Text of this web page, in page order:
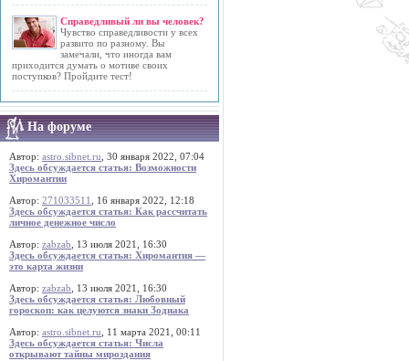
Справедливый ли вы человек?
Чувство справедливости у всех
развито по разному. Вы
замечали, что иногда вам
приходится думать о мотиве своих
поступков? Пройдите тест!
На форуме
Автор: astro.sibnet.ru , 30 января 2022, 07:04
Здесь обсуждается статья: Возможности
Хиромантии
Автор: 271033511
, 16 января 2022, 12:18
Здесь обсуждается статья: Как рассчитать
личное денежное число
Автор: zabzab , 13 июля 2021, 16:30
Здесь обсуждается статья: Хиромантия —
это карта жизни
Автор: zabzab , 13 июля 2021, 16:30
Здесь обсуждается статья: Любовный
гороскоп: как целуются знаки Зодиака
Автор: astro.sibnet.ru , 11 марта 2021, 00:11
Здесь обсуждается статья: Числа
открывают тайны мироздания